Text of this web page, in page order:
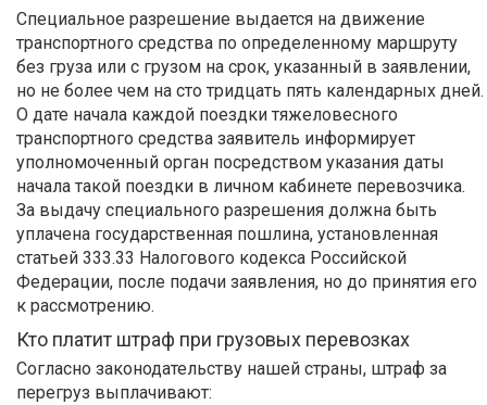
Специальное разрешение выдается на движение
транспортного средства по определенному маршруту
без груза или с грузом на срок, указанный в заявлении,
но не более чем на сто тридцать пять календарных дней.
О дате начала каждой поездки тяжеловесного
транспортного средства заявитель информирует
уполномоченный орган посредством указания даты
начала такой поездки в личном кабинете перевозчика.
За выдачу специального разрешения должна быть
уплачена государственная пошлина, установленная
статьей 333.33 Налогового кодекса Российской
Федерации, после подачи заявления, но до принятия его
к рассмотрению.
Кто платит штраф при грузовых перевозках
Согласно законодательству нашей страны, штраф за
перегруз выплачивают: